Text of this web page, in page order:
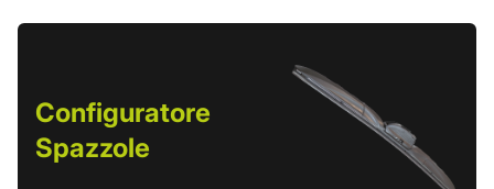
Configuratore
Spazzole